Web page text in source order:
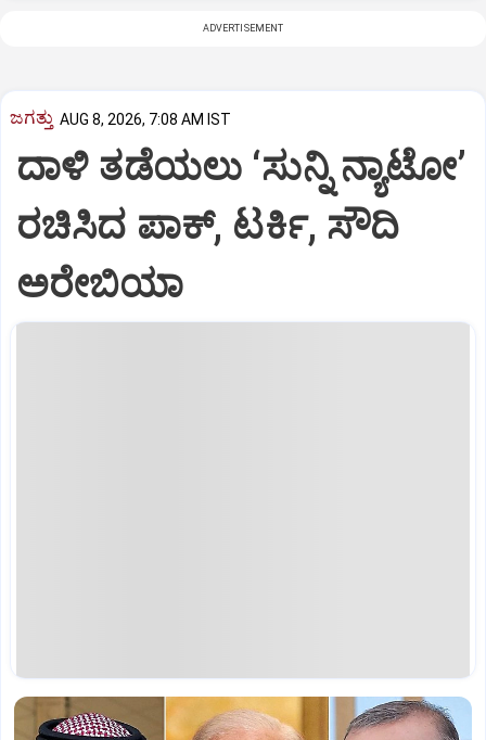
ADVERTISEMENT
ಜಗತ್ತು AUG 8, 2026, 7:08 AM IST
ದಾಳಿ ತಡೆಯಲು ‘ಸುನ್ನಿ ನ್ಯಾಟೋ’
ರಚಿಸಿದ ಪಾಕ್‌, ಟರ್ಕಿ, ಸೌದಿ
ಅರೇಬಿಯಾ